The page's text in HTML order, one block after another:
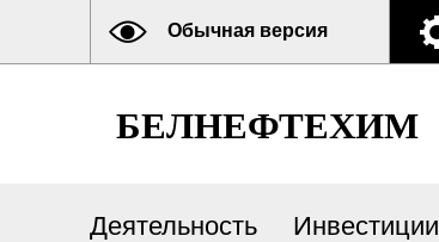
Обычная версия
БЕЛНЕФТЕХИМ
Деятельность Инвестиции